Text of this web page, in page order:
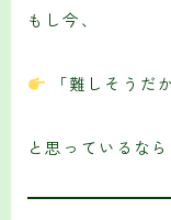
もし今、
「難しそうだ
と思っているなら